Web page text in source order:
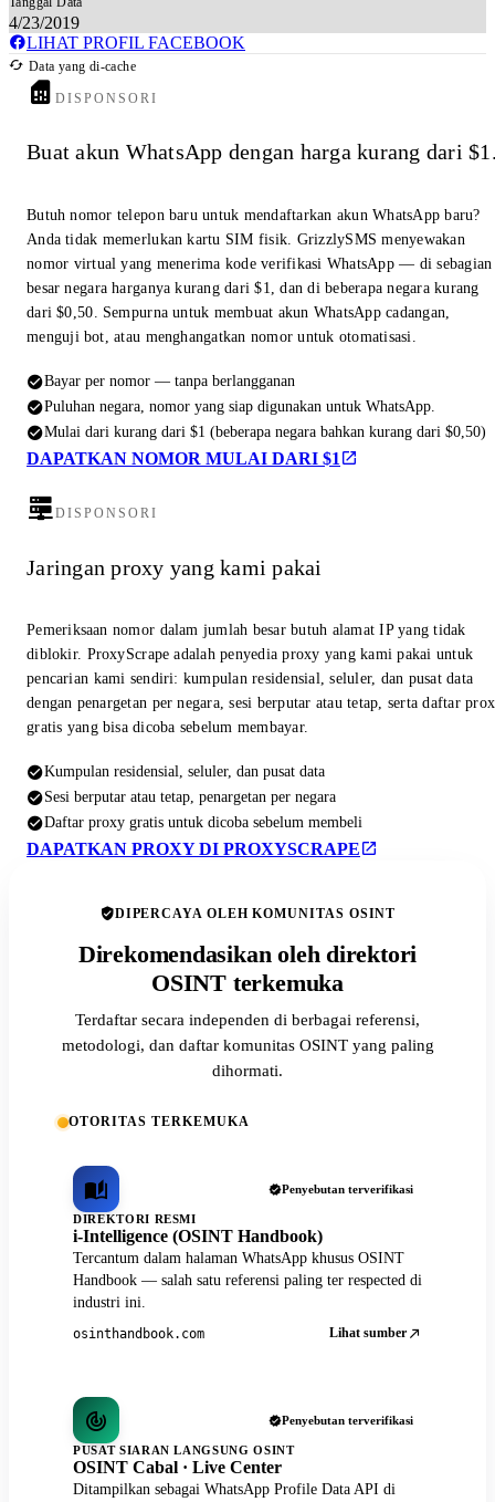
4/23/2019
LIHAT PROFIL FACEBOOK
Data yang di-cache
DISPONSORI
Buat akun WhatsApp dengan harga kurang dari
Butuh nomor telepon baru untuk mendaftarkan akun WhatsApp baru?
Anda tidak memerlukan kartu SIM fisik. GrizzlySMS menyewakan
nomor virtual yang menerima kode verifikasi WhatsApp — di sebagian
besar negara harganya kurang dari $1, dan di beberapa negara kurang
dari $0,50. Sempurna untuk membuat akun WhatsApp cadangan,
menguji bot, atau menghangatkan nomor untuk otomatisasi.
Bayar per nomor — tanpa berlangganan
Puluhan negara, nomor yang siap digunakan untuk WhatsApp.
Mulai dari kurang dari $1 (beberapa negara bahkan kurang dari $0,50)
DAPATKAN NOMOR MULAI DARI $1
DISPONSORI
Jaringan proxy yang kami pakai
Pemeriksaan nomor dalam jumlah besar butuh alamat IP yang tidak
diblokir. ProxyScrape adalah penyedia proxy yang kami pakai untuk
pencarian kami sendiri: kumpulan residensial, seluler, dan pusat data
dengan penargetan per negara, sesi berputar atau tetap, serta daftar
gratis yang bisa dicoba sebelum membayar.
Kumpulan residensial, seluler, dan pusat data
Sesi berputar atau tetap, penargetan per negara
Daftar proxy gratis untuk dicoba sebelum membeli
DAPATKAN PROXY DI PROXYSCRAPE
DIPERCAYA OLEH KOMUNITAS OSINT
Direkomendasikan oleh direktori
OSINT terkemuka
Terdaftar secara independen di berbagai referensi,
metodologi, dan daftar komunitas OSINT yang paling
dihormati.
OTORITAS TERKEMUKA
Penyebutan terverifikasi
DIREKTORI RESMI
i-Intelligence (OSINT Handbook)
Tercantum dalam halaman WhatsApp khusus OSINT
Handbook — salah satu referensi paling ter respected di
industri ini.
osinthandbook.com Lihat sumber
Penyebutan terverifikasi
PUSAT SIARAN LANGSUNG OSINT
OSINT Cabal · Live Center
Ditampilkan sebagai WhatsApp Profile Data API di